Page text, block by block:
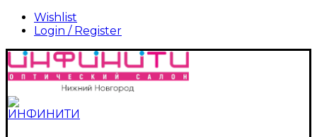
Wishlist
Login / Register